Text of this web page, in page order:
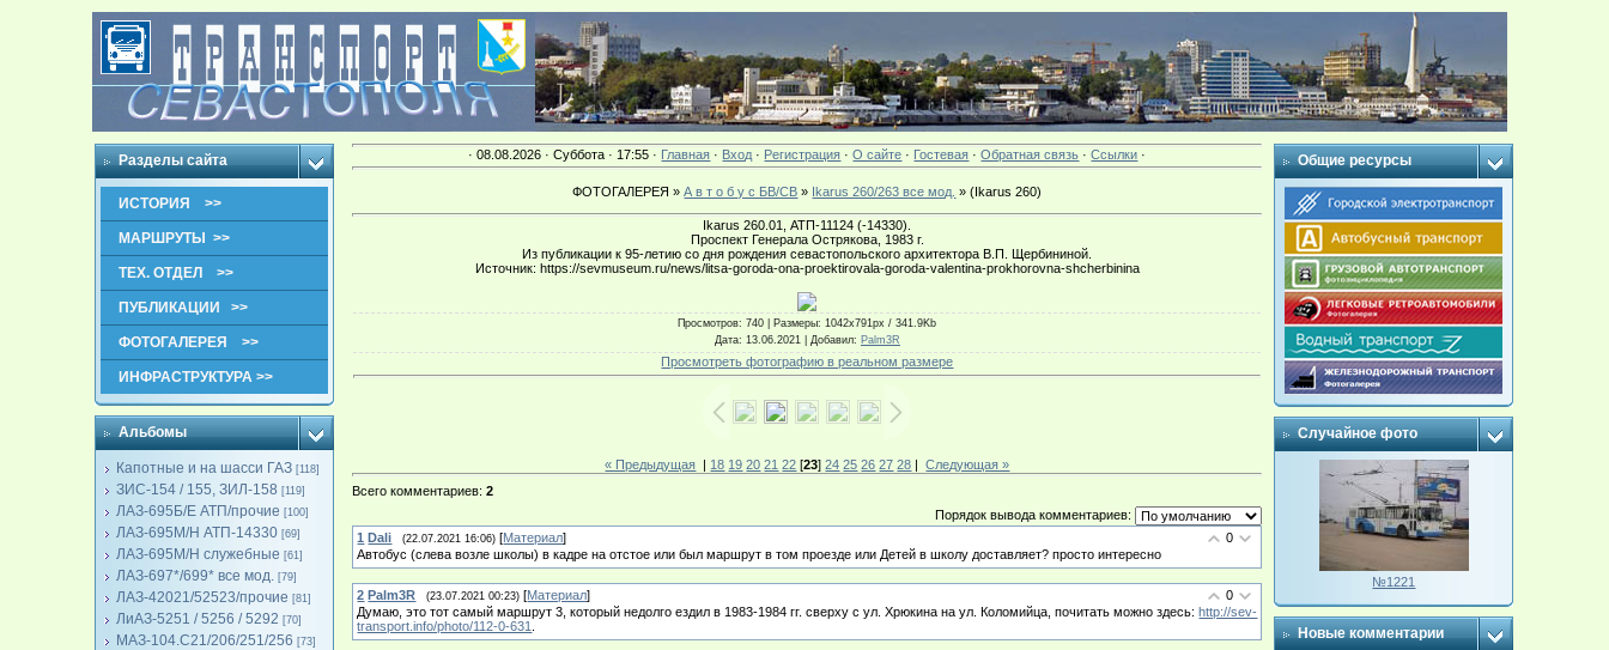
Разделы сайта
ИСТОРИЯ >>
МАРШРУТЫ >>
ТЕХ. ОТДЕЛ >>
ПУБЛИКАЦИИ >>
ФОТОГАЛЕРЕЯ >>
ИНФРАСТРУКТУРА >>
Альбомы
Капотные и на шасси ГАЗ [118]
ЗИС-154 / 155, ЗИЛ-158 [119]
ЛАЗ-695Б/Е АТП/прочие [100]
ЛАЗ-695М/Н АТП-14330 [69]
ЛАЗ-695М/Н служебные [61]
ЛАЗ-697*/699* все мод. [79]
ЛАЗ-42021/52523/прочие [81]
ЛиАЗ-5251 / 5256 / 5292 [70]
МАЗ-104.C21/206/251/256 [73]
· 08.08.2026 · Суббота · 17:55 · Главная · Вход · Регистрация ·О сайте · Гостевая ·Обратная связь ·Ссылки ·
ФОТОГАЛЕРЕЯ »А в т о б у с БВ/СВ » Ikarus 260/263 все мод. » (Ikarus 260)
Ikarus 260.01, АТП-11124 (-14330).
Проспект Генерала Острякова, 1983 г.
Из публикации к 95-летию со дня рождения севастопольского архитектора В.П. Щербининой.
Источник: https://sevmuseum.ru/news/litsa-goroda-ona-proektirovala-goroda-valentina-prokhorovna-shcherbinina
Просмотров: 740 | Размеры: 1042x791px / 341.9Kb
Дата: 13.06.2021 | Добавил: Palm3R
Просмотреть фотографию в реальном размере
« Предыдущая | 18 19 20 21 22 [23]24 25 26 27 28 |Следующая »
Всего комментариев:2
Порядок вывода комментариев:
0
1 Dali (22.07.2021 16:06) [Материал]
Автобус (слева возле школы) в кадре на отстое или был маршрут в том проезде или Детей в школу доставляет? просто интересно
0
2 Palm3R (23.07.2021 00:23) [Материал]
Думаю, это тот самый маршрут 3, который недолго ездил в 1983-1984 гг. сверху с ул. Хрюкина на ул. Коломийца, почитать можно здесь:http://sev-
transport.info/photo/112-0-631
Общие ресурсы
Случайное фото
№1221
Новые комментарии